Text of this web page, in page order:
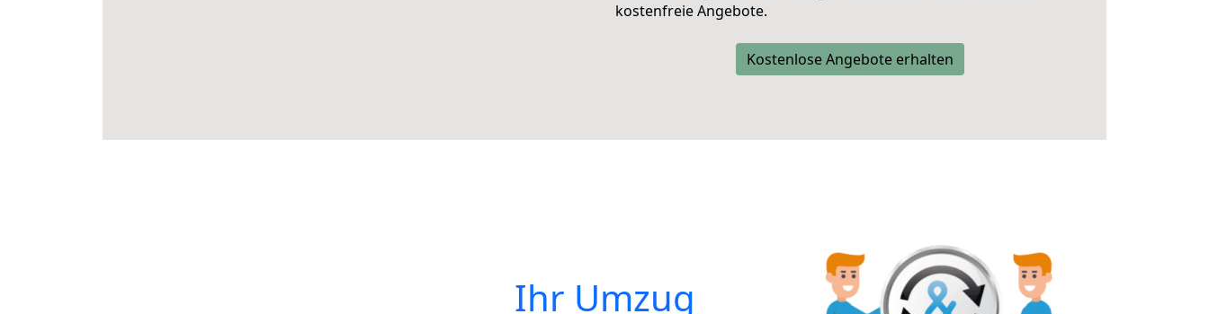
kostenfreie Angebote.
Kostenlose Angebote erhalten
Ihr Umzug